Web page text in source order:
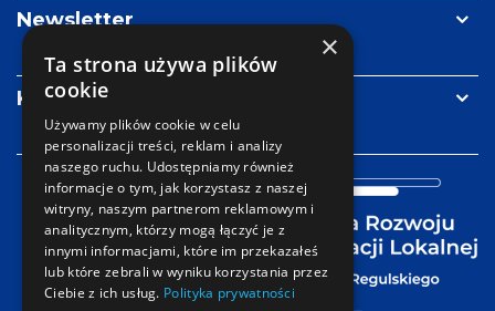
Newsletter
Kontakt
×
Ta strona używa plików
cookie
Używamy plików cookie w celu
personalizacji treści, reklam i analizy
naszego ruchu. Udostępniamy również
informacje o tym, jak korzystasz z naszej
witryny, naszym partnerom reklamowym i
analitycznym, którzy mogą łączyć je z
innymi informacjami, które im przekazałeś
lub które zebrali w wyniku korzystania przez
Ciebie z ich usług. Polityka prywatności